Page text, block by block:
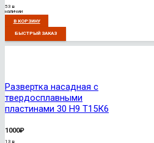
53 в
наличии
В КОРЗИНУ
БЫСТРЫЙ ЗАКАЗ
Развертка насадная с
твердосплавными
пластинами 30 Н9 Т15К6
1000₽
13 в